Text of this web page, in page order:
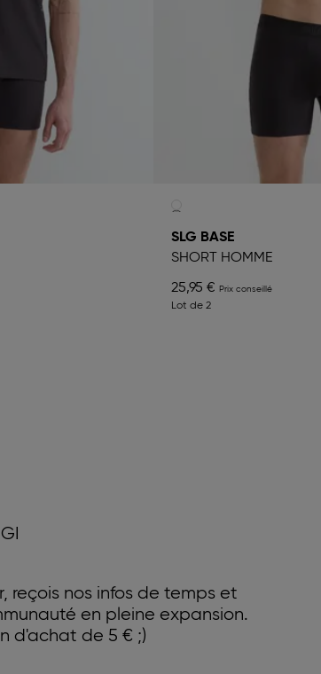
SLG BASE
SHORT HOMME
25,95 €
Lot de 2
reçois nos infos de temps et
en pleine expansion.
d'achat de 5 € ;)